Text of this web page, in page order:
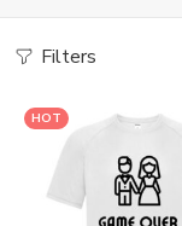
Filters
HOT